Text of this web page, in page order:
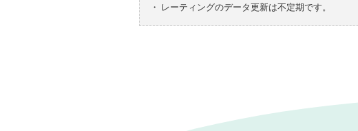
・
レーティングのデータ更新は不定期です。